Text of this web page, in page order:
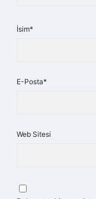
İsim*
E-Posta*
Web Sitesi